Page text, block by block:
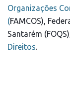
Organizações
(FAMCOS),
Santarém (FOQS)
Direitos.